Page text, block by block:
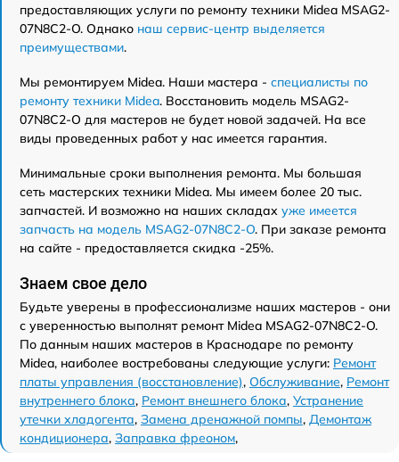
предоставляющих услуги по ремонту техники Midea MSAG2-
07N8C2-O. Однако наш сервис-центр выделяется
преимуществами.
Мы ремонтируем Midea. Наши мастера - специалисты по
ремонту техники Midea. Восстановить модель MSAG2-
07N8C2-O для мастеров не будет новой задачей. На все
виды проведенных работ у нас имеется гарантия.
Минимальные сроки выполнения ремонта. Мы большая
сеть мастерских техники Midea. Мы имеем более 20 тыс.
запчастей. И возможно на наших складах уже имеется
запчасть на модель MSAG2-07N8C2-O. При заказе ремонта
на сайте - предоставляется скидка -25%.
Знаем свое дело
Будьте уверены в профессионализме наших мастеров - они
с уверенностью выполнят ремонт Midea MSAG2-07N8C2-O.
По данным наших мастеров в Краснодаре по ремонту
Midea, наиболее востребованы следующие услуги: Ремонт
платы управления (восстановление), Обслуживание, Ремонт
внутреннего блока, Ремонт внешнего блока, Устранение
утечки хладогента, Замена дренажной помпы, Демонтаж
кондиционера, Заправка фреоном,